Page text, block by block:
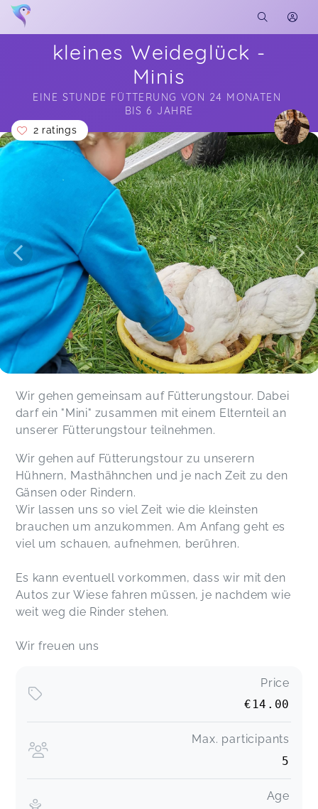
kleines Weideglück -
Minis
EINE STUNDE FÜTTERUNG VON 24 MONATEN
BIS 6 JAHRE
Soon you will learn more about me here...
2 ratings
Wir gehen gemeinsam auf Fütterungstour. Dabei
darf ein "Mini" zusammen mit einem Elternteil an
unserer Fütterungstour teilnehmen.
Wir gehen auf Fütterungstour zu unserern
Hühnern, Masthähnchen und je nach Zeit zu den
Gänsen oder Rindern.
Wir lassen uns so viel Zeit wie die kleinsten
brauchen um anzukommen. Am Anfang geht es
viel um schauen, aufnehmen, berühren.
Es kann eventuell vorkommen, dass wir mit den
Autos zur Wiese fahren müssen, je nachdem wie
weit weg die Rinder stehen.
Wir freuen uns
Price
€14.00
Max. participants
5
Age